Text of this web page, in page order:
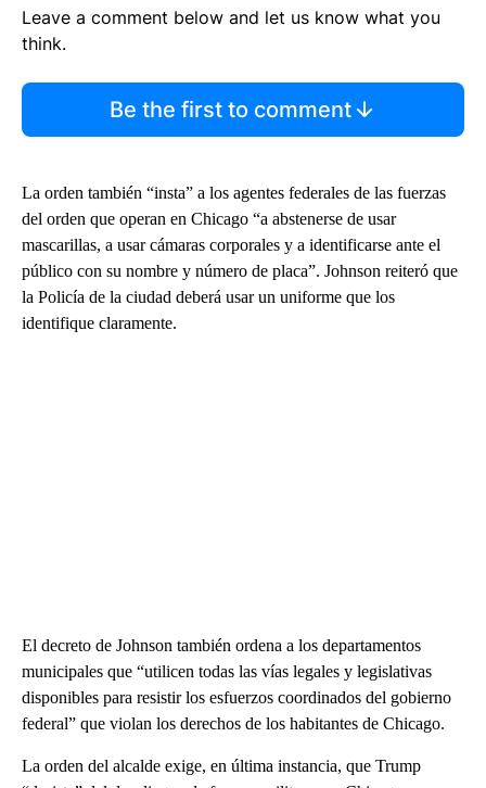
Leave a comment below and let us know what you
think.
Be the first to comment
La orden también “insta” a los agentes federales de las fuerzas
del orden que operan en Chicago “a abstenerse de usar
mascarillas, a usar cámaras corporales y a identificarse ante el
público con su nombre y número de placa”. Johnson reiteró que
la Policía de la ciudad deberá usar un uniforme que los
identifique claramente.
El decreto de Johnson también ordena a los departamentos
municipales que “utilicen todas las vías legales y legislativas
disponibles para resistir los esfuerzos coordinados del gobierno
federal” que violan los derechos de los habitantes de Chicago.
La orden del alcalde exige, en última instancia, que Trump